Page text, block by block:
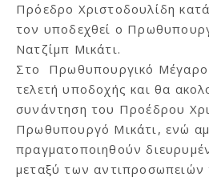
Πρόεδρο Χριστοδουλίδη
τον υποδεχθεί ο
Νατζίμπ Μικάτι.
Στο Πρωθυπουργικό Μέγαρο
τελετή υποδοχής και θα
συνάντηση του Προέδρου
Πρωθυπουργό Μικάτι, ενώ
πραγματοποιηθούν
μεταξύ των